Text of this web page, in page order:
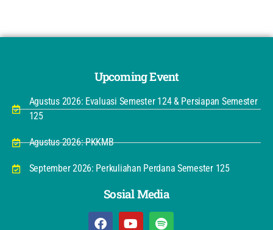
Upcoming Event
Agustus 2026: Evaluasi Semester 124 & Persiapan Semester
125
Agustus 2026: PKKMB
September 2026: Perkuliahan Perdana Semester 125
Sosial Media